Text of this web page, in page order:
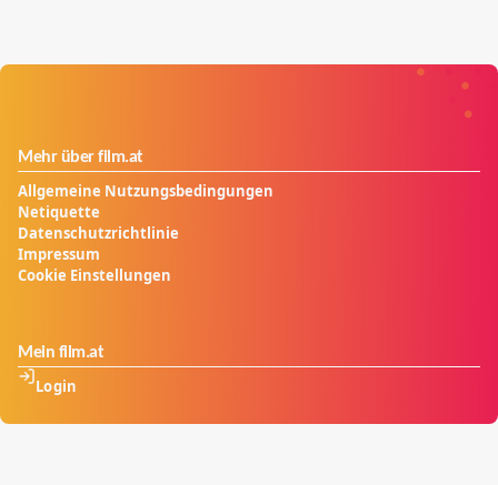
Mehr über film.at
Allgemeine Nutzungsbedingungen
Netiquette
Datenschutzrichtlinie
Impressum
Cookie Einstellungen
Mein film.at
Login